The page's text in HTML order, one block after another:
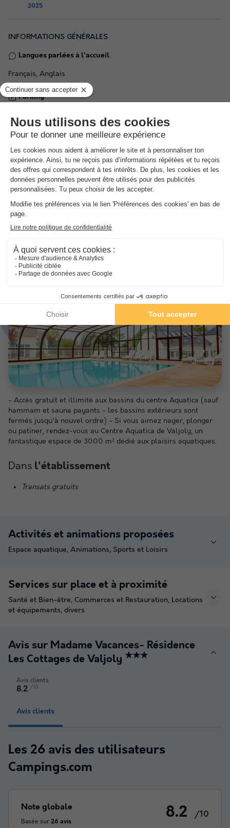
2025
INFORMATIONS GÉNÉRALES
Langues parlées à l'accueil
Français, Anglais
Parking
Informations pratiques
Établissement adapté pour personne à mobilité réduite
Voiture conseillée
Nombre d'hébergement dans le camping :5 hébergements
NRA :
Espaceaquatique
(les montants indiqués sont susceptibles d'évoluer au cours de la saison et sont à titre
indicatif, ils seront à régler sur place)
- Accès gratuit et illimité aux bassins du centre Aquatica (sauf
hammam et sauna payants - les bassins extérieurs sont
fermés jusqu'à nouvel ordre) - Si vous aimez nager, plonger
ou patiner, rendez-vous au Centre Aquatica de Valjoly, un
fantastique espace de 3000 m² dédié aux plaisirs aquatiques.
Dans l'établissement
Transats gratuits
Activités et animations proposées
Espace aquatique, Animations, Sports et Loisirs
Services sur place et à proximité
Santé et Bien-être, Commerces et Restauration, Locations
et équipements, divers
Avis sur Madame Vacances- Résidence
Les Cottages de Valjoly ★★★
Avis clients
8.2 /10
Avis clients
Les 26 avis des utilisateurs
Campings.com
Note globale
Basée sur 26 avis
8.2 /10